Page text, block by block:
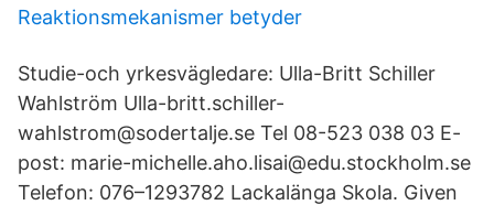
Reaktionsmekanismer betyder
Studie-och yrkesvägledare: Ulla-Britt Schiller
Wahlström Ulla-britt.schiller-
wahlstrom@sodertalje.se Tel 08-523 038 03 E-
post: marie-michelle.aho.lisai@edu.stockholm.se
Telefon: 076–1293782 Lackalänga Skola. Given